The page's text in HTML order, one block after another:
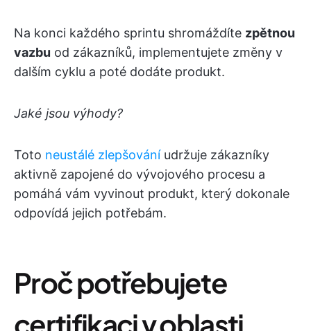
Na konci každého sprintu shromáždíte zpětnou
vazbu od zákazníků, implementujete změny v
dalším cyklu a poté dodáte produkt.
Jaké jsou výhody?
Toto neustálé zlepšováníudržuje zákazníky
aktivně zapojené do vývojového procesu a
pomáhá vám vyvinout produkt, který dokonale
odpovídá jejich potřebám.
Proč potřebujete
certifikaci v oblasti